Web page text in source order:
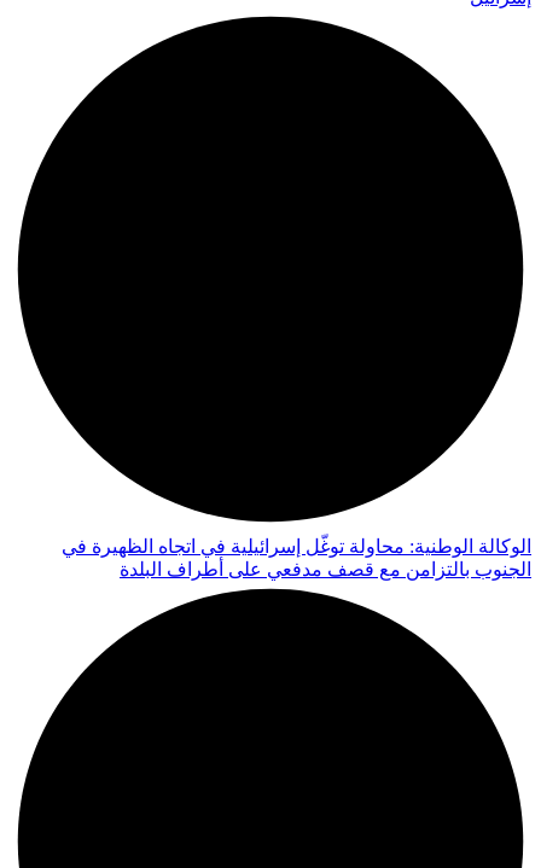
الوكالة الوطنية: محاولة توغّل إسرائيلية في اتجاه الظهيرة في
الجنوب بالتزامن مع قصف مدفعي على أطراف البلدة